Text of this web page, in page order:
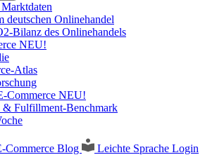
deutschen Onlinehandel
Bilanz des Onlinehandels
NEU!
Atlas
Commerce NEU!
& Fulfillment-Benchmark
Commerce Blog Leichte Sprache Login